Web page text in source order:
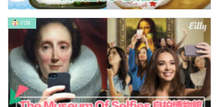
日本靚媽神級卡通便當 款款花盡心思 超有創意
FUN